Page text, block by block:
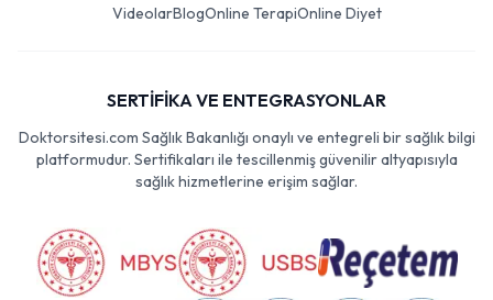
VideolarBlogOnline TerapiOnline Diyet
SERTİFİKA VE ENTEGRASYONLAR
Doktorsitesi.com Sağlık Bakanlığı onaylı ve entegreli bir sağlık bilgi
platformudur. Sertifikaları ile tescillenmiş güvenilir altyapısıyla
sağlık hizmetlerine erişim sağlar.